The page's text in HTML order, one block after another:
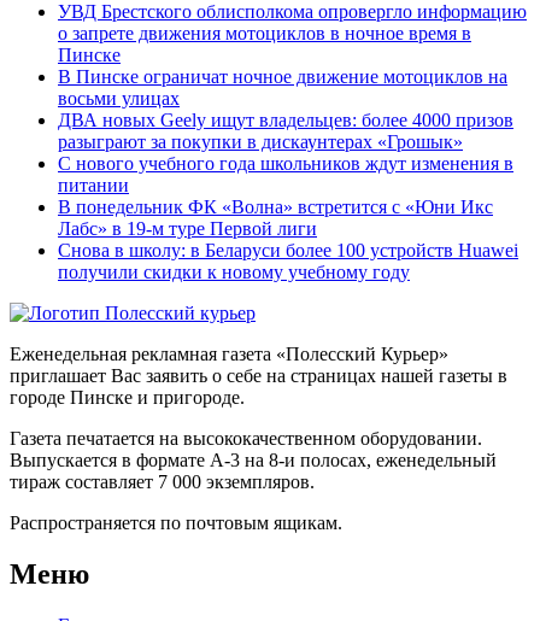
УВД Брестского облисполкома опровергло информацию
о запрете движения мотоциклов в ночное время в
Пинске
В Пинске ограничат ночное движение мотоциклов на
восьми улицах
ДВА новых Geely ищут владельцев: более 4000 призов
разыграют за покупки в дискаунтерах «Грошык»
С нового учебного года школьников ждут изменения в
питании
В понедельник ФК «Волна» встретится с «Юни Икс
Лабс» в 19-м туре Первой лиги
Снова в школу: в Беларуси более 100 устройств Huawei
получили скидки к новому учебному году
Еженедельная рекламная газета «Полесский Курьер»
приглашает Вас заявить о себе на страницах нашей газеты в
городе Пинске и пригороде.
Газета печатается на высококачественном оборудовании.
Выпускается в формате А-3 на 8-и полосах, еженедельный
тираж составляет 7 000 экземпляров.
Распространяется по почтовым ящикам.
Меню